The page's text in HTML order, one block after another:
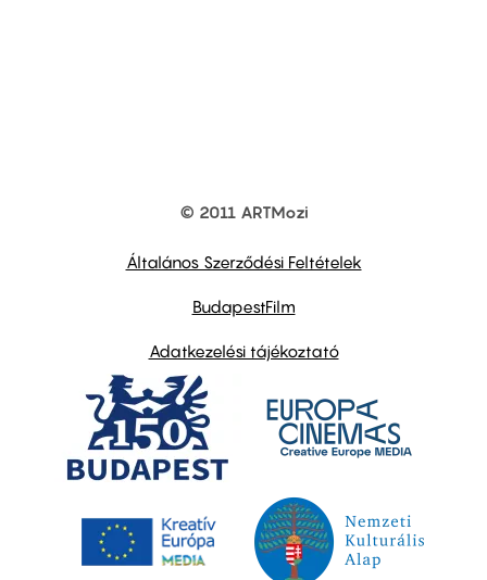
© 2011 ARTMozi
Általános Szerződési Feltételek
BudapestFilm
Adatkezelési tájékoztató